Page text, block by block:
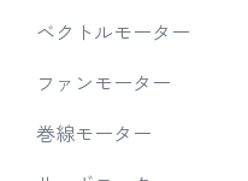
ベクトルモーター
ファンモーター
巻線モーター